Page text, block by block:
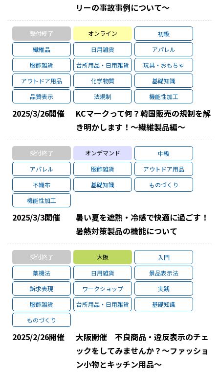
リーの事故事例について～
受付終了 オンライン
初級
繊維品
日用雑貨
アパレル
服飾雑貨
台所用品・日用雑貨
玩具・おもちゃ
アウトドア用品
化学物質
基礎知識
品質表示
法規制 機能性加工
2025/3/26開催
KCマークって何？韓国販売の規制を解
き明かします！～繊維製品編～
受付終了 オンデマンド
中級
アパレル
服飾雑貨
アウトドア用品
不織布
基礎知識
ものづくり
機能性加工
2025/3/3開催
暑い夏を遮熱・冷感で快適に過ごす！
暑熱対策製品の機能について
受付終了 大阪
入門
薬機法
日用雑貨
景品表示法
訴求表現
ワークショップ
実践
服飾雑貨
台所用品・日用雑貨
基礎知識
ものづくり
2025/2/26開催
大阪開催 不良商品・違反表示のチェ
ックをしてみませんか？～ファッショ
ン小物とキッチン用品～